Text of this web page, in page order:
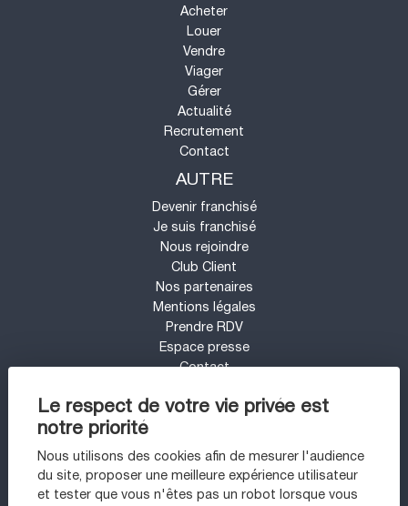
Le respect de votre vie privée est
notre priorité
Nous utilisons des cookies afin de mesurer l'audience
du site, proposer une meilleure expérience utilisateur
et tester que vous n'êtes pas un robot lorsque vous
Acheter
Louer
Vendre
Viager
Gérer
Actualité
Recrutement
Contact
AUTRE
Devenir franchisé
Je suis franchisé
Nous rejoindre
Club Client
Nos partenaires
Mentions légales
Prendre RDV
Espace presse
Contact
Barème d'honoraires
UN PROJET IMMOBILIER SUR LE SECTEUR
DE PARIS 11 - BASTILLE ?
Appartement à vendre à Paris 11ème